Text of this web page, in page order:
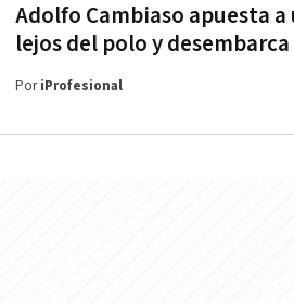
Adolfo Cambiaso apuesta
lejos del polo y
PoriProfesional